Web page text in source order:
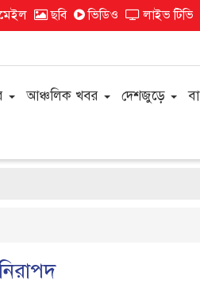
ছবি ভিডিও লাইভ টিভি
আঞ্চলিক খবর দেশজুড়ে